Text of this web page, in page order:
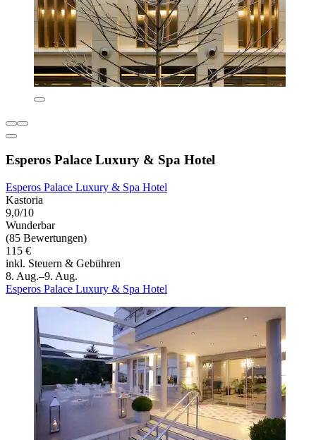
Esperos Palace Luxury & Spa Hotel
Esperos Palace Luxury & Spa Hotel
Kastoria
9,0/10
Wunderbar
(85 Bewertungen)
115 €
inkl. Steuern & Gebühren
8. Aug.–9. Aug.
Esperos Palace Luxury & Spa Hotel